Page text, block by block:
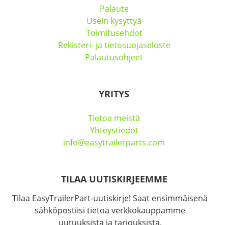
Palaute
Usein kysyttyä
Toimitusehdot
Rekisteri- ja tietosuojaseloste
Palautusohjeet
YRITYS
Tietoa meistä
Yhteystiedot
info@easytrailerparts.com
TILAA UUTISKIRJEEMME
Tilaa EasyTrailerPart-uutiskirje! Saat ensimmäisenä
sähköpostiisi tietoa verkkokauppamme
uutuuksista ja tarjouksista.